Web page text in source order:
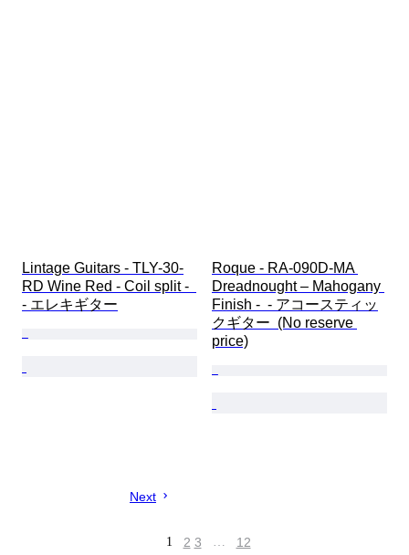
Lintage Guitars - TLY-30-
RD Wine Red - Coil split -
- エレキギター
Roque - RA-090D-MA
Dreadnought – Mahogany
Finish -  - アコースティッ
クギター  (No reserve
price)
Next
1 2 3 … 12